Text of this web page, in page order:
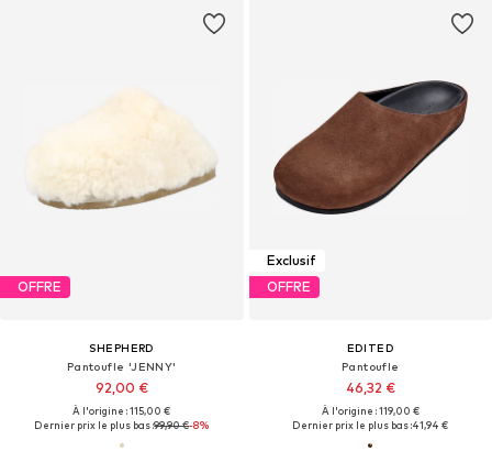
OFFRE
SHEPHERD
Pantoufle 'JENNY'
92,00 €
À l'origine : 115,00 €
Dernier prix le plus bas :99,90 €-8%
Exclusif
OFFRE
EDITED
Pantoufle
46,32 €
À l'origine : 119,00 €
Dernier prix le plus bas :41,94 €